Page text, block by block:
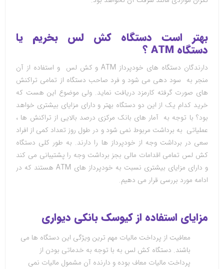
بهتر است دستگاه کش لس بخریم یا
دستگاه ؟
دارندگان دستگاه های خودپرداز
و کش لس و استفاده از آن
منجر به سود دهی می شود و فرد صاحب دستگاه از تمامی تراکنش
های صورت گرفته کارمزد دریافت نماید. ولی موضوع این هست که
خرید کدام یک از این دو دستگاه بهتر و دارای مزایای بیشتری خواهد
بود؟ با توجه به آمار های بانک مرکزی درصد بالایی از تراکنش ها ،
عملیاتی به برداشت مربوط نمی شود و در طول روز تعداد کمی از افراد
سعی در برداشت وجه از خودپرداز ها را دارند. به طور کلی دستگاه
کش لس تمامی اقدامات مالی بجز برداشت وجه را پشتیبانی می کند
و دارای مزایای بیشتری نسبت به خودپرداز های
هستند که در
ادامه مورد بررسی قرار می دهیم.
مزایای استفاده از کیوسک بانکی دیواری
معافیت از پرداخت مالیات مهم ترین ویژگی این دستگاه ها می
باشند. دستگاه کش لس به با توجه به خدماتی بودن از
پرداخت مالیات معاف بوده و دارنده آن مشمول مالیات نمی